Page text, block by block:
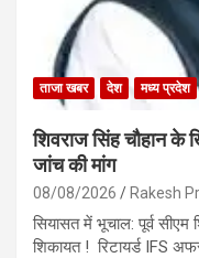
ताजा खबर देश मध्य प्रदेश
शिवराज सिंह चौहान के
जांच की मांग
08/08/2026 Rakesh
सियासत में भूचाल: पूर्व
शिकायत ! रिटायर्ड IFS